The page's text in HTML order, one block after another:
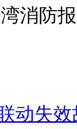
消防
动失效